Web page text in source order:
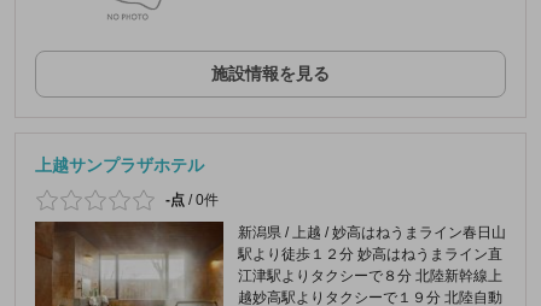
施設情報を見る
上越サンプラザホテル
-点 /0件
新潟県 / 上越 / 妙高はねうまライン春日山
駅より徒歩１２分 妙高はねうまライン直
江津駅よりタクシーで８分 北陸新幹線上
越妙高駅よりタクシーで１９分 北陸自動